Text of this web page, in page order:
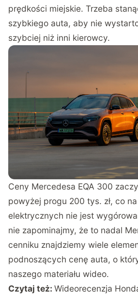
prędkości miejskie. Trzeba
szybkiego auta, aby nie
szybciej niż inni kierowcy.
Ceny Mercedesa EQA 300
powyżej progu 200 tys. zł, co
elektrycznych nie jest
nie zapominajmy, że to nadal
cenniku znajdziemy wiele
podnoszących cenę auta, o
naszego materiału wideo.
Czytaj też:Wideorecenzja